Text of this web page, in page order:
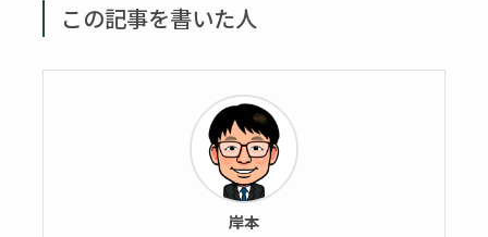
この記事を書いた人
岸本